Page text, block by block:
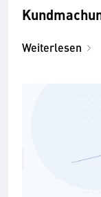
Weiterlesen